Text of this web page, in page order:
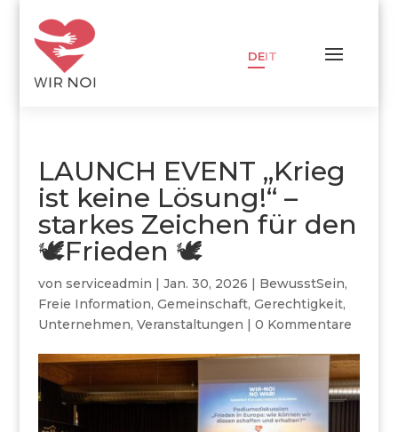
DEIT
LAUNCH EVENT „Krieg
ist keine Lösung!“ –
starkes Zeichen für den
🕊Frieden 🕊
von serviceadmin | Jan. 30, 2026 | BewusstSein,
Freie Information, Gemeinschaft, Gerechtigkeit,
Unternehmen, Veranstaltungen | 0 Kommentare